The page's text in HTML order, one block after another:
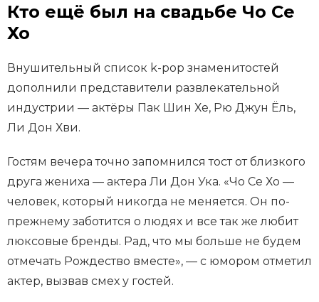
Кто ещё был на свадьбе Чо Се
Хо
Внушительный список k-pop знаменитостей
дополнили представители развлекательной
индустрии — актёры Пак Шин Хе, Рю Джун Ёль,
Ли Дон Хви.
Гостям вечера точно запомнился тост от близкого
друга жениха — актера Ли Дон Ука. «Чо Се Хо —
человек, который никогда не меняется. Он по-
прежнему заботится о людях и все так же любит
люксовые бренды. Рад, что мы больше не будем
отмечать Рождество вместе», — с юмором отметил
актер, вызвав смех у гостей.